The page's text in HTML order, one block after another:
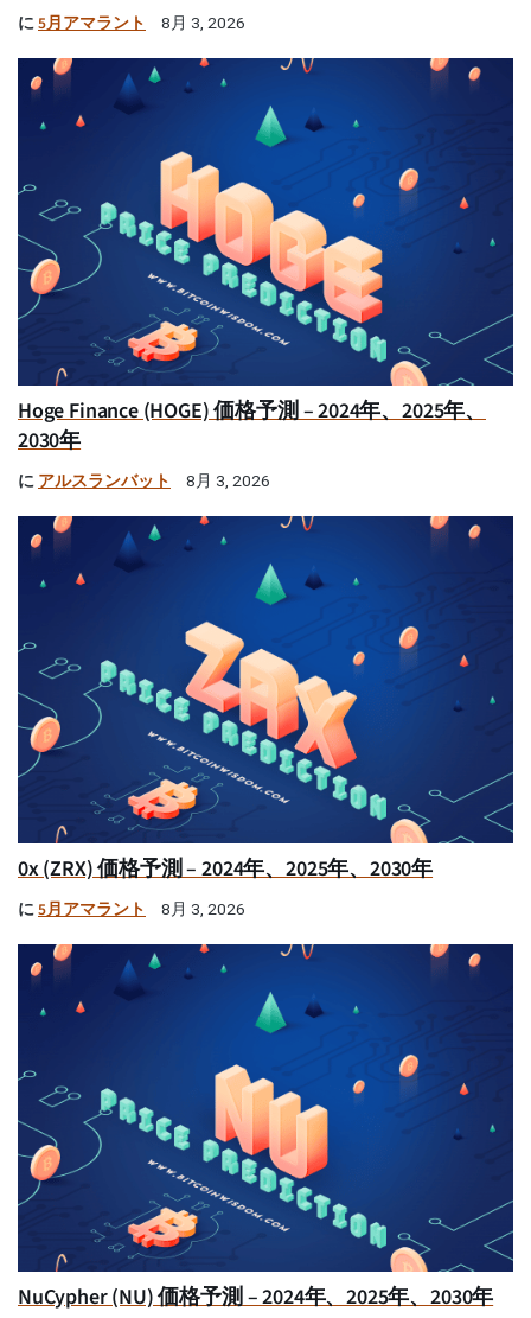
に5月アマラント 8月 3, 2026
Hoge Finance (HOGE) 価格予測 – 2024年、2025年、
2030年
に アルスランバット 8月 3, 2026
0x (ZRX) 価格予測 – 2024年、2025年、2030年
に5月アマラント 8月 3, 2026
NuCypher (NU) 価格予測 – 2024年、2025年、2030年